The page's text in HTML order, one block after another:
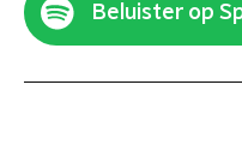
Beluister op